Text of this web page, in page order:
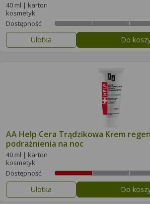
40 ml | karton
kosmetyk
Dostępność
Ulotka Do
AA Help Cera Trądzikowa Krem
podrażnienia na noc
40 ml | karton
kosmetyk
Dostępność
Ulotka Do